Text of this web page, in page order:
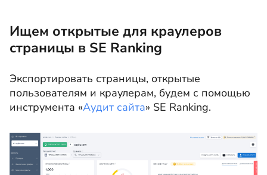
Ищем открытые для краулеров
страницы в SE Ranking
Экспортировать страницы, открытые
пользователям и краулерам, будем с помощью
инструмента «Аудит сайта» SE Ranking.